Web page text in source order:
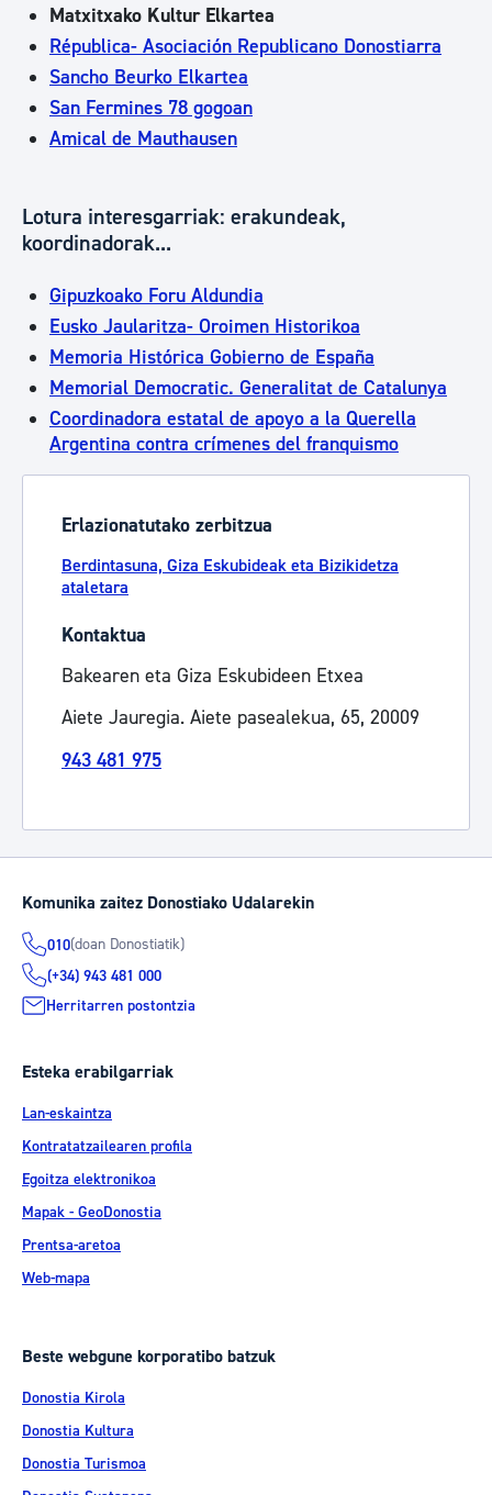
Matxitxako Kultur Elkartea
Républica- Asociación Republicano Donostiarra
Sancho Beurko Elkartea
San Fermines 78 gogoan
Amical de Mauthausen
Lotura interesgarriak: erakundeak,
koordinadorak...
Gipuzkoako Foru Aldundia
Eusko Jaularitza- Oroimen Historikoa
Memoria Histórica Gobierno de España
Memorial Democratic. Generalitat de Catalunya
Coordinadora estatal de apoyo a la Querella
Argentina contra crímenes del franquismo
Erlazionatutako zerbitzua
Berdintasuna, Giza Eskubideak eta Bizikidetza
ataletara
Kontaktua
Bakearen eta Giza Eskubideen Etxea
Aiete Jauregia. Aiete pasealekua, 65, 20009
943 481 975
Komunika zaitez Donostiako Udalarekin
010(doan Donostiatik)
(+34) 943 481 000
Herritarren postontzia
Esteka erabilgarriak
Lan-eskaintza
Kontratatzailearen profila
Egoitza elektronikoa
Mapak - GeoDonostia
Prentsa-aretoa
Web-mapa
Beste webgune korporatibo batzuk
Donostia Kirola
Donostia Kultura
Donostia Turismoa